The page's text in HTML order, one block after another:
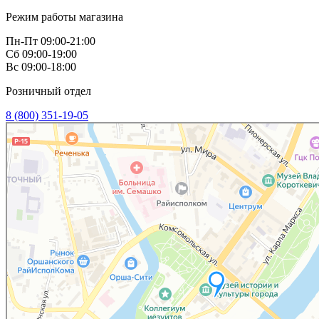
Режим работы магазина
Пн-Пт 09:00-21:00
Сб 09:00-19:00
Вс 09:00-18:00
Розничный отдел
8 (800) 351-19-05